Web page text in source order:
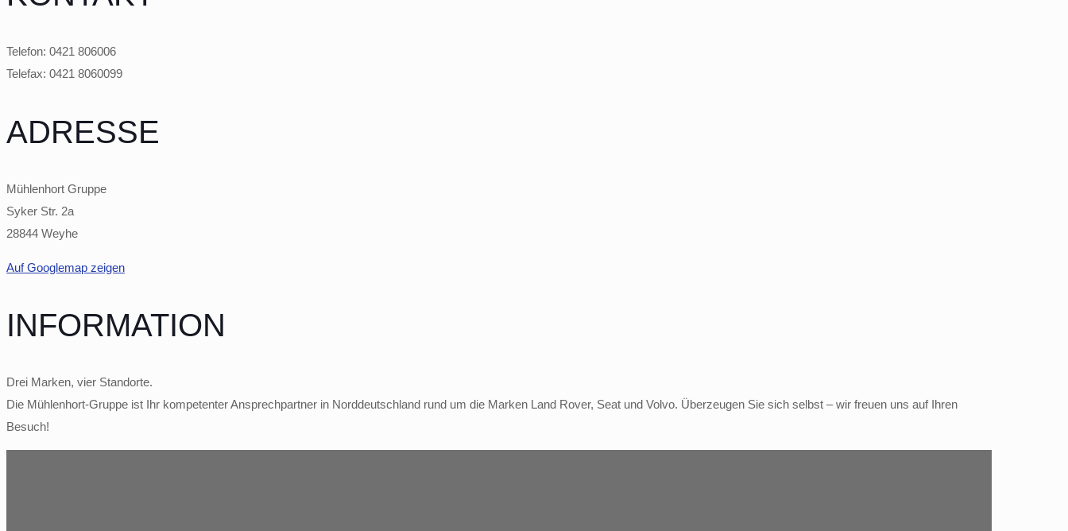
Telefon: 0421 806006
Telefax: 0421 8060099
ADRESSE
Mühlenhort Gruppe
Syker Str. 2a
28844 Weyhe
Auf Googlemap zeigen
INFORMATION
Drei Marken, vier Standorte.
Die Mühlenhort-Gruppe ist Ihr kompetenter Ansprechpartner in Norddeutschland rund um die Marken Land Rover, Seat und Volvo. Überzeugen Sie sich selbst – wir freuen uns auf Ihren
Besuch!